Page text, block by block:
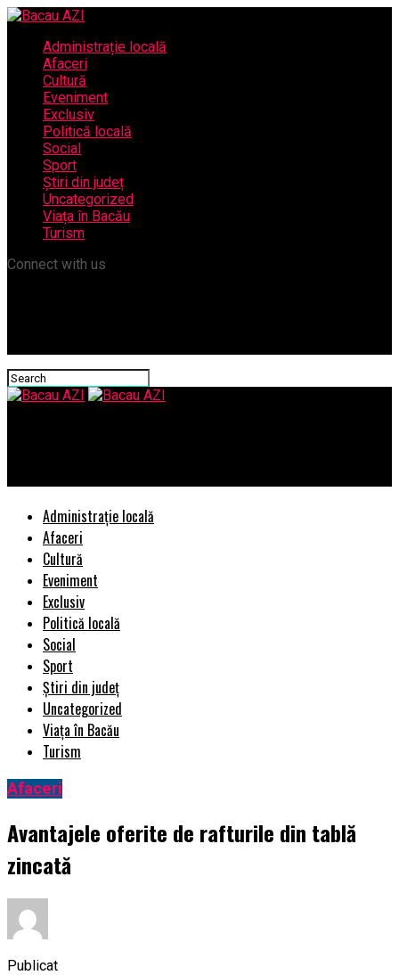
Administrație locală
Afaceri
Cultură
Eveniment
Exclusiv
Politică locală
Social
Sport
Știri din județ
Uncategorized
Viața în Bacău
Turism
Connect with us
Administrație locală
Afaceri
Cultură
Eveniment
Exclusiv
Politică locală
Social
Sport
Știri din județ
Uncategorized
Viața în Bacău
Turism
Afaceri
Avantajele oferite de rafturile din tablă
zincată
Publicat